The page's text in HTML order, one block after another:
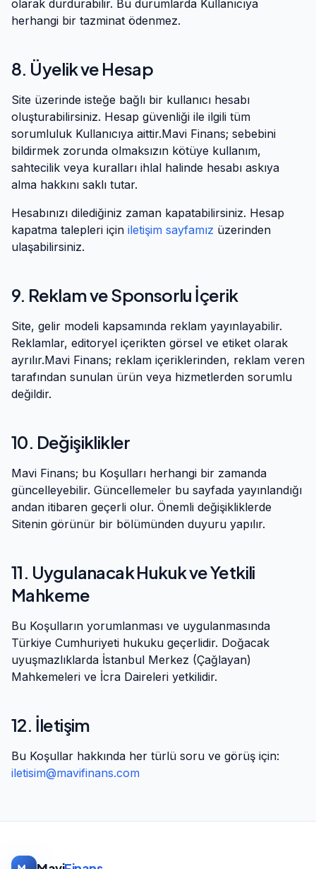
olarak durdurabilir. Bu durumlarda Kullanıcıya
herhangi bir tazminat ödenmez.
8. Üyelik ve Hesap
Site üzerinde isteğe bağlı bir kullanıcı hesabı
oluşturabilirsiniz. Hesap güvenliği ile ilgili tüm
sorumluluk Kullanıcıya aittir.Mavi Finans; sebebini
bildirmek zorunda olmaksızın kötüye kullanım,
sahtecilik veya kuralları ihlal halinde hesabı askıya
alma hakkını saklı tutar.
Hesabınızı dilediğiniz zaman kapatabilirsiniz. Hesap
kapatma talepleri için iletişim sayfamız üzerinden
ulaşabilirsiniz.
9. Reklam ve Sponsorlu İçerik
Site, gelir modeli kapsamında reklam yayınlayabilir.
Reklamlar, editoryel içerikten görsel ve etiket olarak
ayrılır.Mavi Finans; reklam içeriklerinden, reklam veren
tarafından sunulan ürün veya hizmetlerden sorumlu
değildir.
10. Değişiklikler
Mavi Finans; bu Koşulları herhangi bir zamanda
güncelleyebilir. Güncellemeler bu sayfada yayınlandığı
andan itibaren geçerli olur. Önemli değişikliklerde
Sitenin görünür bir bölümünden duyuru yapılır.
11. Uygulanacak Hukuk ve Yetkili
Mahkeme
Bu Koşulların yorumlanması ve uygulanmasında
Türkiye Cumhuriyeti hukuku geçerlidir. Doğacak
uyuşmazlıklarda İstanbul Merkez (Çağlayan)
Mahkemeleri ve İcra Daireleri yetkilidir.
12. İletişim
Bu Koşullar hakkında her türlü soru ve görüş için:
iletisim@mavifinans.com